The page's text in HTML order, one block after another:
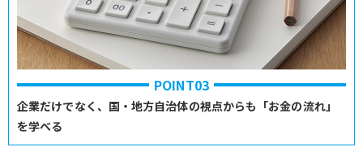
POINT03
企業だけでなく、国・地方自治体の視点からも「お金の流れ」
を学べる